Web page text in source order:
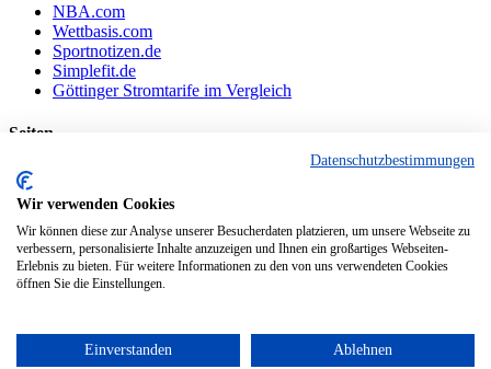
NBA.com
Wettbasis.com
Sportnotizen.de
Simplefit.de
Göttinger Stromtarife im Vergleich
Seiten
Datenschutzerklärung
Interessante Webseiten aus der Region Göttingen
Kontakt
Links
Links zu interessanten Basketball-Webseiten
Partner
Tickets
Datenschutzbestimmungen
Wir verwenden Cookies
Wir können diese zur Analyse unserer Besucherdaten platzieren, um unsere Webseite zu
verbessern, personalisierte Inhalte anzuzeigen und Ihnen ein großartiges Webseiten-
Erlebnis zu bieten. Für weitere Informationen zu den von uns verwendeten Cookies
öffnen Sie die Einstellungen.
Einverstanden Ablehnen